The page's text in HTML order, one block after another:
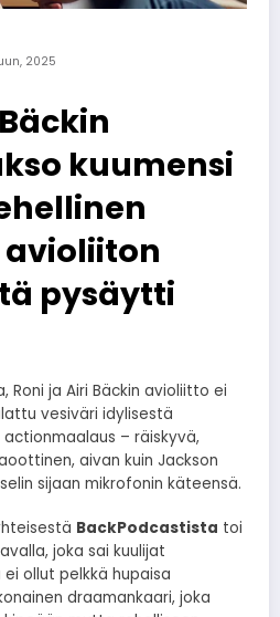
2025
kuumensi
pysäytti
Roni ja Airi Bäckin avioliitto ei
vesiväri idylisestä
actionmaalaus – räiskyvä,
aivan kuin Jackson
sijaan mikrofonin käteensä.
BackPodcastista toi
joka sai kuulijat
ollut pelkkä hupaisa
draamankaari, joka